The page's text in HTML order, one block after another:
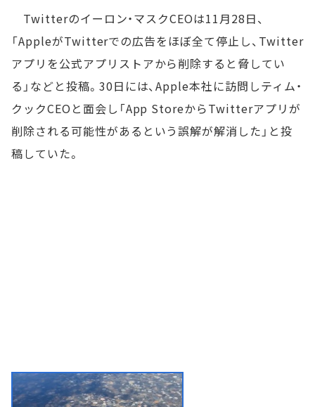
Twitterのイーロン・マスクCEOは11月28日、
「AppleがTwitterでの広告をほぼ全て停止し、Twitter
アプリを公式アプリストアから削除すると脅してい
る」などと投稿。30日には、Apple本社に訪問しティム・
クックCEOと面会し「App StoreからTwitterアプリが
削除される可能性があるという誤解が解消した」と投
稿していた。